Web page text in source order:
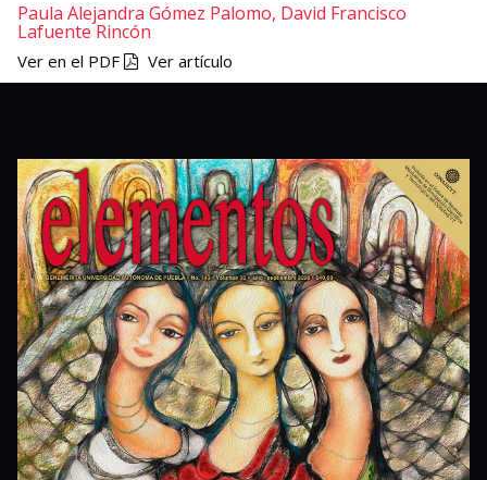
Paula Alejandra Gómez Palomo, David Francisco
Lafuente Rincón
Ver en el PDF Ver artículo